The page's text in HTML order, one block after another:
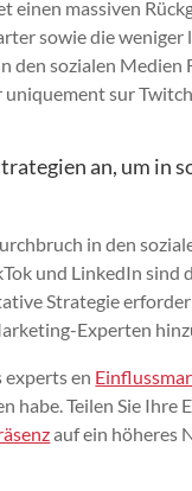
einen massiven
sowie die
den sozialen Medien
uniquement sur
an, um in
in den
und LinkedIn
Strategie
Experten
experts en
habe. Teilen Sie
auf ein höheres